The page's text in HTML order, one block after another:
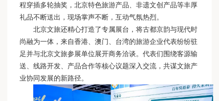
程穿插多轮抽奖，北京特色旅游产品、非遗文创产品等丰厚
礼品不断送出，现场掌声不断，互动气氛热烈。
北京文旅还精心打造了专属展台，将古都京韵与现代时
尚融为一体，来自香港、澳门、台湾的旅游企业代表纷纷驻
足并与北京文旅参展单位展开商务洽谈。代表们围绕客源输
送、线路开发、产品合作等核心议题深入交流，共谋文旅产
业协同发展的新路径。